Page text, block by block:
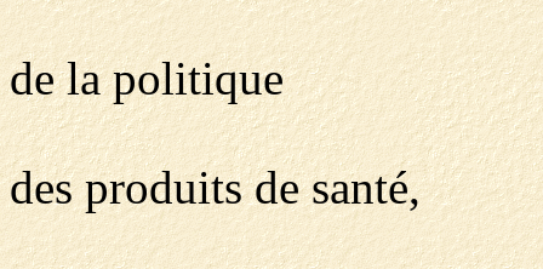
de la politique
des produits de santé,